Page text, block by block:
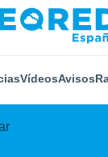
VídeosAvisos